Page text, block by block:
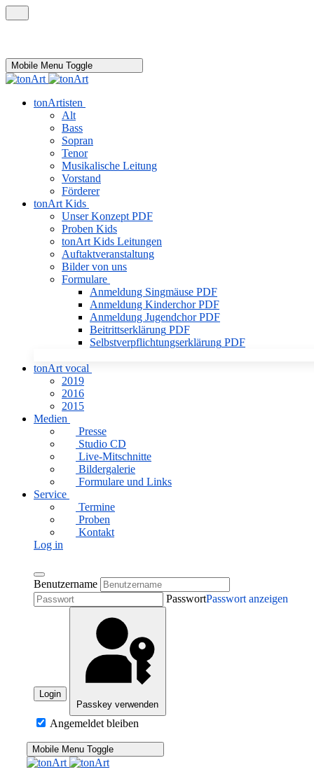
Mobile Menu Toggle
tonArtisten
Alt
Bass
Sopran
Tenor
Musikalische Leitung
Vorstand
Förderer
tonArt Kids
Unser Konzept PDF
Proben Kids
tonArt Kids Leitungen
Auftaktveranstaltung
Bilder von uns
Formulare
Anmeldung Singmäuse PDF
Anmeldung Kinderchor PDF
Anmeldung Jugendchor PDF
Beitrittserklärung PDF
Selbstverpflichtungserklärung PDF
tonArt vocal
2019
2016
2015
Medien
Presse
Studio CD
Live-Mitschnitte
Bildergalerie
Formulare und Links
Service
Termine
Proben
Kontakt
Log in
Benutzername
PasswortPasswort anzeigen
Login
Passkey verwenden
Angemeldet bleiben
Mobile Menu Toggle